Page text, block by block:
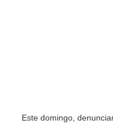
Este domingo,